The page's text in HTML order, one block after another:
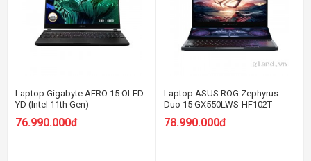
Laptop Gigabyte AERO 15 OLED
YD (Intel 11th Gen)
76.990.000đ
Laptop ASUS ROG Zephyrus
Duo 15 GX550LWS-HF102T
78.990.000đ